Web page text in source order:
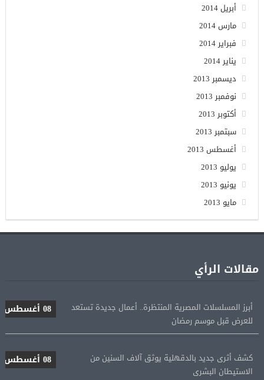
أبريل 2014
مارس 2014
فبراير 2014
يناير 2014
ديسمبر 2013
نوفمبر 2013
أكتوبر 2013
سبتمبر 2013
أغسطس 2013
يوليو 2013
يونيو 2013
مايو 2013
مقالات الرأي
08 أغسطس
أبرز المسلسلات المصرية المنتظرة.. أعمال جديدة تستعد
للعرض قبل موسم رمضان
08 أغسطس
كشف أثرى جديد بالدقهلية يوثق آلاف السنين من
الاستيطان البشرى